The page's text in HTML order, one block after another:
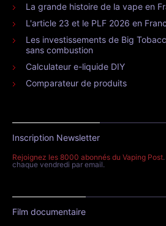
La grande histoire de la vape en
L'article 23 et le PLF 2026 en
Les investissements de Big
sans combustion
Calculateur e-liquide DIY
Comparateur de produits
Inscription Newsletter
Rejoignez les 8000 abonnés du Vaping Post
chaque vendredi par email.
Film documentaire